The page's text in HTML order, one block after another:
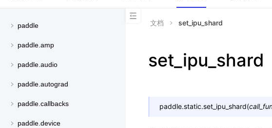
paddle
paddle.amp
paddle.audio
paddle.autograd
paddle.callbacks
paddle.device
文档 set_ipu_shard
set_ipu_shard
paddle.static.set_ipu_shard(